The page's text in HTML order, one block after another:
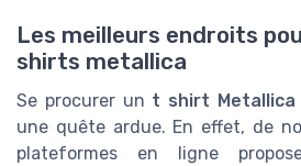
Les meilleurs endroits
shirts metallica
Se procurer un t shirt Metallica
une quête ardue. En effet, de
plateformes en ligne